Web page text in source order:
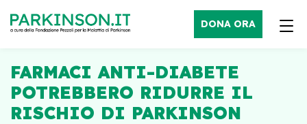
DONA ORA
FARMACI ANTI-DIABETE
POTREBBERO RIDURRE IL
RISCHIO DI PARKINSON